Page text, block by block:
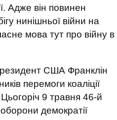
Адже він повинен
нинішньої війни на
мова тут про війну в
США Франклін
перемоги коаліції
9 травня 46-й
демократії